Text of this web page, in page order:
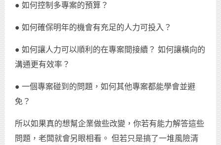
● 如何控制多專案的預算？
● 如何確保明年的機會有充足的人力可投入？
● 如何讓人力可以順利的在專案間接續？ 如何讓橫向的
溝通更有效率？
● 一個專案碰到的問題，如何其他專案都能學會並避
免？
所以如果真的想幫企業做些改變，你若有能力解答這些
問題，老闆就會另眼相看。 但若只是搞了一堆風險清